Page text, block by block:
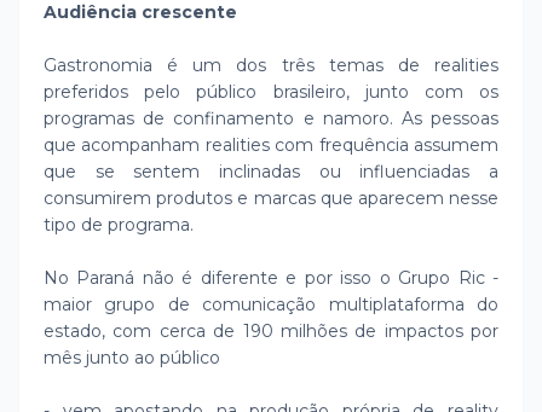
Audiência crescente
Gastronomia é um dos três temas de realities
preferidos pelo público brasileiro, junto com os
programas de confinamento e namoro. As pessoas
que acompanham realities com frequência assumem
que se sentem inclinadas ou influenciadas a
consumirem produtos e marcas que aparecem nesse
tipo de programa.
No Paraná não é diferente e por isso o Grupo Ric -
maior grupo de comunicação multiplataforma do
estado, com cerca de 190 milhões de impactos por
mês junto ao público